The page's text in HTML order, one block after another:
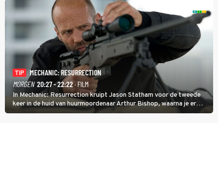
TIP
MECHANIC: RESURRECTION
MORGEN 20:27 - 22:22· FILM
In Mechanic: Resurrection kruipt Jason Statham voor de tweede
keer in de huid van huurmoordenaar Arthur Bishop, waarna je er
donder op kunt zeggen dat er van Bishops geplande pensioen niet